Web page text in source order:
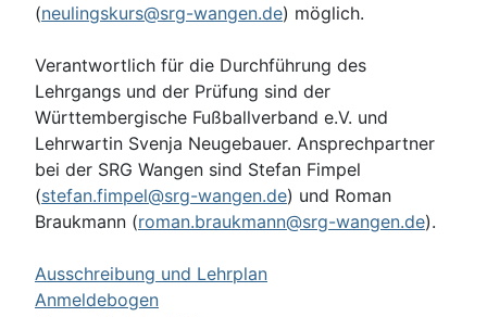
(neulingskurs@srg-wangen.de) möglich.
Verantwortlich für die Durchführung des
Lehrgangs und der Prüfung sind der
Württembergische Fußballverband e.V. und
Lehrwartin Svenja Neugebauer. Ansprechpartner
bei der SRG Wangen sind Stefan Fimpel
(stefan.fimpel@srg-wangen.de) und Roman
Braukmann (roman.braukmann@srg-wangen.de).
Ausschreibung und Lehrplan
Anmeldebogen